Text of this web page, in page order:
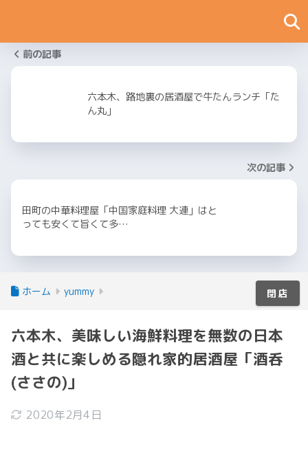
前の記事
六本木、路地裏の居酒屋で牛たんランチ「た
ん丸」
次の記事
田町の中華料理屋「中国家庭料理 大連」はと
っても安くて旨くて多…
ホーム yummy
六本木、美味しい海鮮料理を無数の日本
酒と共に楽しめる隠れ家的居酒屋「酒呑
(ささの)」
2020年2月4日